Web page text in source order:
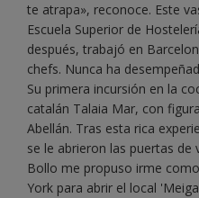
te atrapa», reconoce. Este
Escuela Superior de
después, trabajó en
chefs. Nunca ha
Su primera incursión en la
catalán Talaia Mar, con
Abellán. Tras esta rica
se le abrieron las puertas de
Bollo me propuso irme
York para abrir el local